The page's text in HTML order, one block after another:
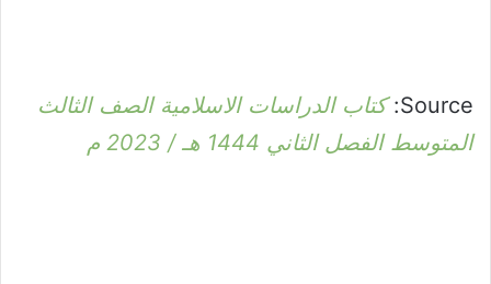
Source: كتاب الدراسات الاسلامية الصف الثالث
المتوسط الفصل الثاني 1444 هـ / 2023 م